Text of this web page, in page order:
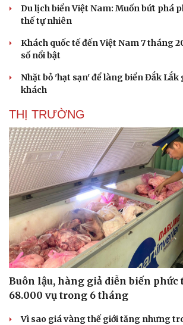
Du lịch biển Việt Nam: Muốn bứt phá
thế tự nhiên
Khách quốc tế đến Việt Nam 7 tháng
số nổi bật
Nhặt bỏ 'hạt sạn' để làng biển Đắk Lắk
khách
THỊ TRƯỜNG
Buôn lậu, hàng giả diễn biến phức
68.000 vụ trong 6 tháng
Vì sao giá vàng thế giới tăng nhưng